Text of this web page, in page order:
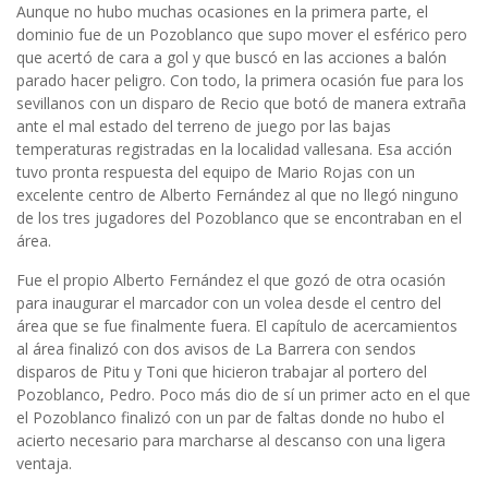
Aunque no hubo muchas ocasiones en la primera parte, el
dominio fue de un Pozoblanco que supo mover el esférico pero
que acertó de cara a gol y que buscó en las acciones a balón
parado hacer peligro. Con todo, la primera ocasión fue para los
sevillanos con un disparo de Recio que botó de manera extraña
ante el mal estado del terreno de juego por las bajas
temperaturas registradas en la localidad vallesana. Esa acción
tuvo pronta respuesta del equipo de Mario Rojas con un
excelente centro de Alberto Fernández al que no llegó ninguno
de los tres jugadores del Pozoblanco que se encontraban en el
área.
Fue el propio Alberto Fernández el que gozó de otra ocasión
para inaugurar el marcador con un volea desde el centro del
área que se fue finalmente fuera. El capítulo de acercamientos
al área finalizó con dos avisos de La Barrera con sendos
disparos de Pitu y Toni que hicieron trabajar al portero del
Pozoblanco, Pedro. Poco más dio de sí un primer acto en el que
el Pozoblanco finalizó con un par de faltas donde no hubo el
acierto necesario para marcharse al descanso con una ligera
ventaja.